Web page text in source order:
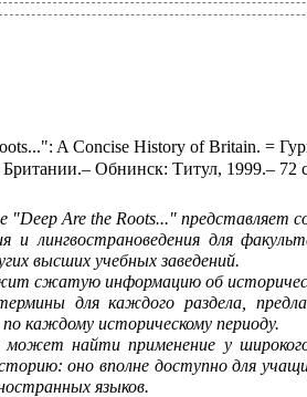
A Concise History of Britain. =
Британии.– Обнинск: Титул, 1999.– 72
"Deep Are the Roots..." представляет
и лингвострановедения для
высших учебных заведений.
сжатую информацию об
для каждого раздела,
каждому историческому периоду.
найти применение у
оно вполне доступно для
языков.